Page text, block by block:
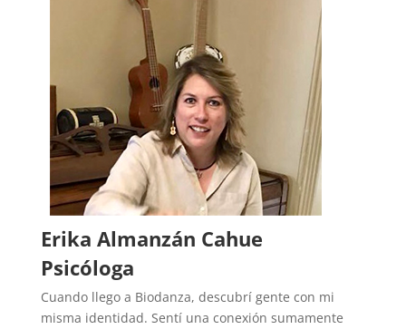
Erika Almanzán Cahue
Psicóloga
Cuando llego a Biodanza, descubrí gente con mi
misma identidad. Sentí una conexión sumamente